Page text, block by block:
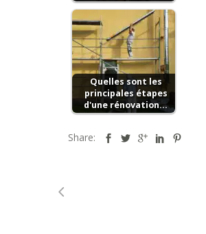
Quelles sont les
principales étapes
d'une rénovation…
Share: